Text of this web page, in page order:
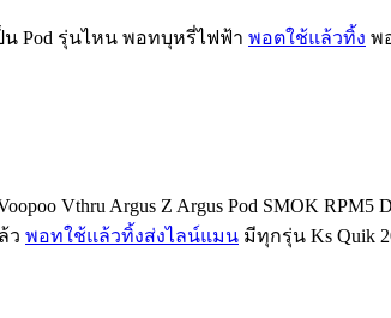
น Pod รุ่นไหน พอทบุหรี่ไฟฟ้า พอตใช้แล้วทิ้ง พ
Vthru Argus Z Argus Pod SMOK
ว พอทใช้แล้วทิ้งส่งไลน์แมน มีทุกรุ่น Ks Quik